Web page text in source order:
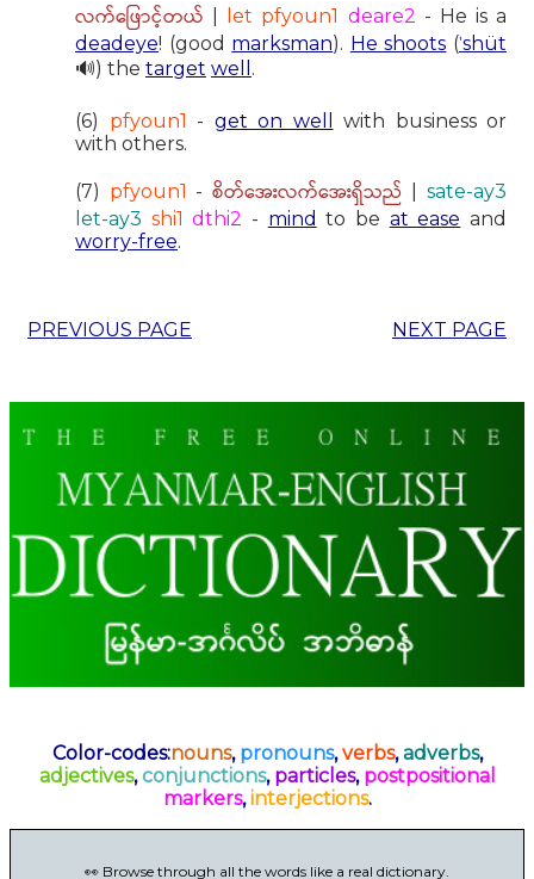
လက်ဖြောင့်တယ် let pfyoun1 deare2 - He is a
deadeye! (good marksman). He shoots (ˈshüt
🔊) the target well .
(6) pfyoun1 - get on well
with business or
with others.
(7) pfyoun1 - စိတ်အေးလက်အေးရှိသည် |sate-ay3
let-ay3 shi1 dthi2 - mind to be at ease and
worry-free.
PREVIOUS PAGE NEXT PAGE
Color-codes:nouns, pronouns,verbs,adverbs,
adjectives,conjunctions, particles, postpositional
markers,interjections.
👀 Browse through all the words like a real dictionary.